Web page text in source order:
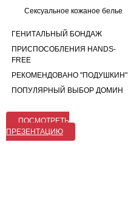
Сексуальное кожаное белье
ГЕНИТАЛЬНЫЙ БОНДАЖ
ПРИСПОСОБЛЕНИЯ HANDS-
FREE
РЕКОМЕНДОВАНО "ПОДУШКИН"
ПОПУЛЯРНЫЙ ВЫБОР ДОМИН
ПОСМОТРЕТЬ
ПРЕЗЕНТАЦИЮ